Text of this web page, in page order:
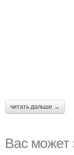
читать дальше →
Вас может